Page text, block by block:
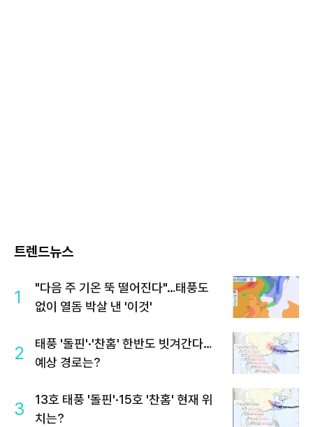
트렌드뉴스
1
"다음 주 기온 뚝 떨어진다"…태풍도
없이 열돔 박살 낸 '이것'
2
태풍 '돌핀'·'찬홈' 한반도 빗겨간다…
예상 경로는?
3
13호 태풍 '돌핀'·15호 '찬홈' 현재 위
치는?